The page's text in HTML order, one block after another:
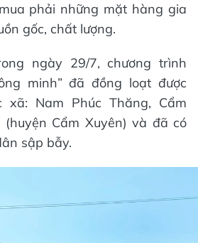
phải những mặt hàng gia
gốc, chất lượng.
ngày 29/7, chương trình
minh” đã đồng loạt được
Nam Phúc Thăng, Cẩm
(huyện Cẩm Xuyên) và đã có
sập bẫy.